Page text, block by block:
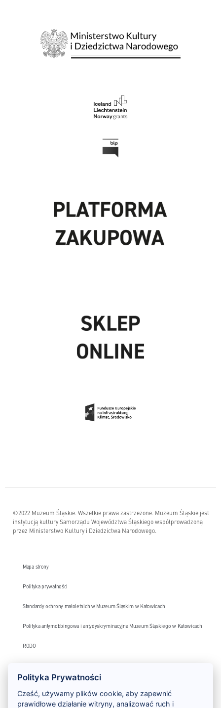
©2022 Muzeum Śląskie. Wszelkie prawa zastrzeżone. Muzeum Śląskie jest
instytucją kultury Samorządu Województwa Śląskiego współprowadzoną
przez Ministerstwo Kultury i Dziedzictwa Narodowego.
Mapa strony
Polityka prywatności
Standardy ochrony małoletnich w Muzeum Śląskim w Katowicach
Polityka antymobbingowa i antydyskryminacyjna Muzeum Śląskiego w Katowicach
RODO
Szlak Zabytków Techniki
Polityka Prywatności
Cześć, używamy plików cookie, aby zapewnić
prawidłowe działanie witryny, analizować ruch i